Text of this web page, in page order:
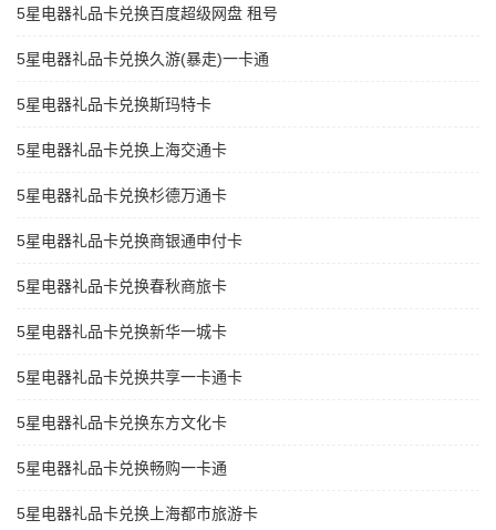
5星电器礼品卡兑换百度超级网盘 租号
5星电器礼品卡兑换久游(暴走)一卡通
5星电器礼品卡兑换斯玛特卡
5星电器礼品卡兑换上海交通卡
5星电器礼品卡兑换杉德万通卡
5星电器礼品卡兑换商银通申付卡
5星电器礼品卡兑换春秋商旅卡
5星电器礼品卡兑换新华一城卡
5星电器礼品卡兑换共享一卡通卡
5星电器礼品卡兑换东方文化卡
5星电器礼品卡兑换畅购一卡通
5星电器礼品卡兑换上海都市旅游卡